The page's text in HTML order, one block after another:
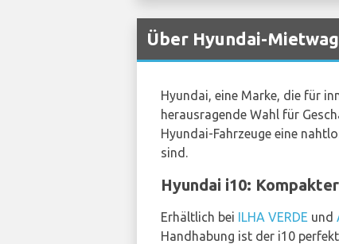
Über Hyundai-
Hyundai, eine Marke, die für
herausragende Wahl für
Hyundai-Fahrzeuge eine
sind.
Hyundai i10:
Erhältlich bei ILHA VERDE und
Handhabung ist der i10